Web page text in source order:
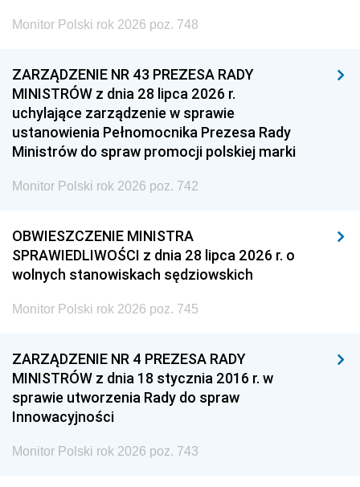
Monitor Polski rok 2026 poz. 748
ZARZĄDZENIE NR 43 PREZESA RADY
MINISTRÓW z dnia 28 lipca 2026 r.
uchylające zarządzenie w sprawie
ustanowienia Pełnomocnika Prezesa Rady
Ministrów do spraw promocji polskiej marki
Monitor Polski rok 2026 poz. 742
OBWIESZCZENIE MINISTRA
SPRAWIEDLIWOŚCI z dnia 28 lipca 2026 r. o
wolnych stanowiskach sędziowskich
Monitor Polski rok 2026 poz. 745
ZARZĄDZENIE NR 4 PREZESA RADY
MINISTRÓW z dnia 18 stycznia 2016 r. w
sprawie utworzenia Rady do spraw
Innowacyjności
Monitor Polski rok 2026 poz. 743